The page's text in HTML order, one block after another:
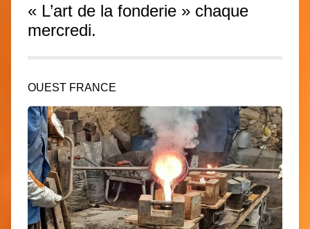
« L’art de la fonderie » chaque
mercredi.
OUEST FRANCE